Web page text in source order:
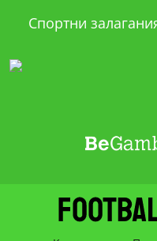
Спортни